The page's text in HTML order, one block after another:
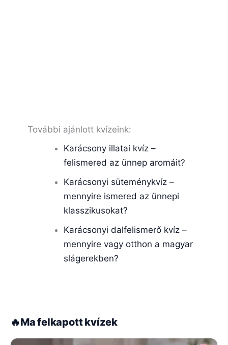
További ajánlott kvízeink:
Karácsony illatai kvíz –
felismered az ünnep aromáit?
Karácsonyi süteménykvíz –
mennyire ismered az ünnepi
klasszikusokat?
Karácsonyi dalfelismerő kvíz –
mennyire vagy otthon a magyar
slágerekben?
🔥Ma felkapott kvízek